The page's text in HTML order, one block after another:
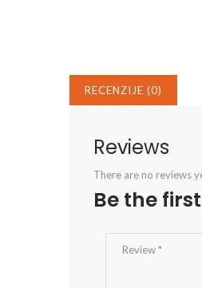
RECENZIJE (0)
Reviews
There are no reviews
Be the